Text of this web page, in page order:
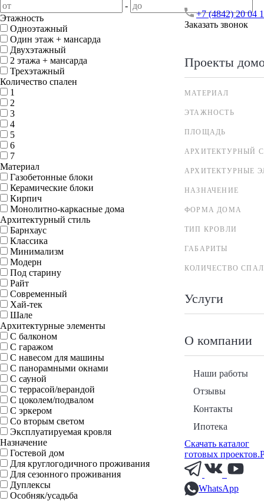
+7 (4842) 20 04
Заказать звонок
Проекты
МАТЕРИАЛ
ЭТАЖНОСТЬ
ПЛОЩАДЬ
АРХИТЕКТУРНЫЙ
АРХИТЕКТУРНЫЕ
НАЗНАЧЕНИЕ
ФОРМА ДОМА
ТИП КРОВЛИ
ГАБАРИТЫ
КОЛИЧЕСТВО
Услуги
О компании
Наши работы
Отзывы
Контакты
Ипотека
Скачать каталог
готовых
WhatsApp
-
Этажность
Одноэтажный
Один этаж + мансарда
Двухэтажный
2 этажа + мансарда
Трехэтажный
Количество спален
1
2
3
4
5
6
7
Материал
Газобетонные блоки
Керамические блоки
Кирпич
Монолитно-каркасные дома
Архитектурный стиль
Барнхаус
Классика
Минимализм
Модерн
Под старину
Райт
Современный
Хай-тек
Шале
Архитектурные элементы
С балконом
С гаражом
С навесом для машины
С панорамными окнами
С сауной
С террасой/верандой
С цоколем/подвалом
С эркером
Со вторым светом
Эксплуатируемая кровля
Назначение
Гостевой дом
Для круглогодичного проживания
Для сезонного проживания
Дуплексы
Особняк/усадьба